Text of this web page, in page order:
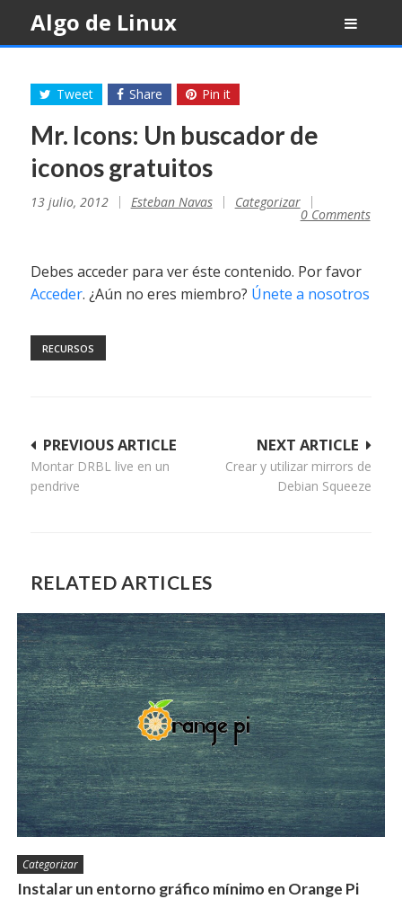
content
Algo de Linux
Tweet Share Pin it
Mr. Icons: Un buscador de
iconos gratuitos
13 julio, 2012 Esteban Navas Categorizar
0 Comments
Debes acceder para ver éste contenido. Por favor
Acceder. ¿Aún no eres miembro? Únete a nosotros
RECURSOS
Navegación
de
NEXT ARTICLE
Crear y utilizar mirrors de
Debian Squeeze
PREVIOUS ARTICLE
Montar DRBL live en un
pendrive
RELATED ARTICLES
Categorizar
Instalar un entorno gráfico mínimo en Orange Pi